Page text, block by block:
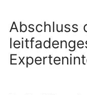
Abschluss